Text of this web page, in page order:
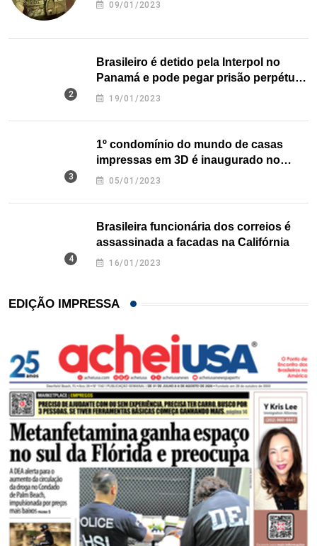
09/01/2023
Brasileiro é detido pela Interpol no
Panamá e pode pegar prisão perpétua
nos EUA
19/01/2023
1º condomínio do mundo de casas
impressas em 3D é inaugurado no
Texas
05/01/2023
Brasileira funcionária dos correios é
assassinada a facadas na Califórnia
16/01/2023
EDIÇÃO IMPRESSA